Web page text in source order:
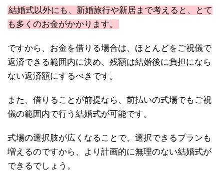
結婚式以外にも、新婚旅行や新居まで考えると、とて
も多くのお金がかかります。
ですから、お金を借りる場合は、ほとんどをご祝儀で
返済できる範囲内に決め、残額は結婚後に負担になら
ない返済額にするべきです。
また、借りることが前提なら、前払いの式場でもご祝
儀の範囲内で行う結婚式が可能です。
式場の選択肢が広くなることで、選択できるプランも
増えるのですから、より計画的に無理のない結婚式が
できるでしょう。